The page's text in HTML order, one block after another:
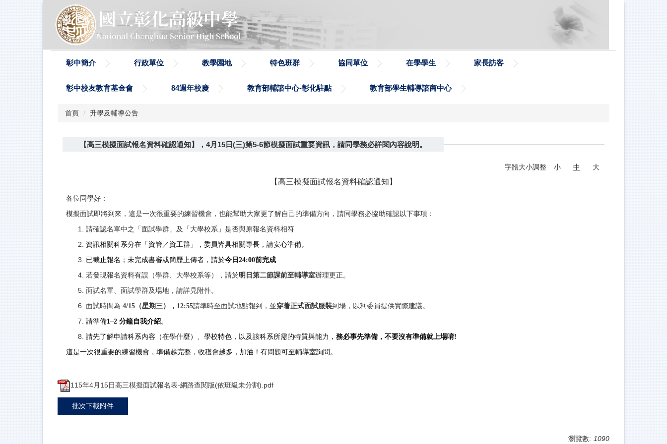
彰中簡介 行政單位 教學園地 特色班群 協同單位 在學學生 家長訪客
彰中校友教育基金會 84週年校慶 教育部輔諮中心-彰化駐點 教育部學生輔導諮商中心
首頁 升學及輔導公告
【高三模擬面試報名資料確認通知】，4月15日(三)第5-6節模擬面試重要資訊，請同學務必詳閱內容說明。
字體大小調整 小 中 大
【高三模擬面試報名資料確認通知】
各位同學好：
模擬面試即將到來，這是一次很重要的練習機會，也能幫助大家更了解自己的準備方向，請同學務必協助確認以下事項：
請確認名單中之「面試學群」及「大學校系」是否與原報名資料相符
資訊相關科系分在「資管／資工群」，委員皆具相關專長，請安心準備。
已截止報名；未完成書審或簡歷上傳者，請於今日24:00前完成
若發現報名資料有誤（學群、大學校系等），請於明日第二節課前至輔導室辦理更正。
面試名單、面試學群及場地，請詳見附件。
面試時間為 4/15 （星期三），12:55請準時至面試地點報到，並穿著正式面試服裝到場，以利委員提供實際建議。
請準備1–2 分鐘自我介紹。
請先了解申請科系內容（在學什麼）、學校特色，以及該科系所需的特質與能力， 務必事先準備，不要沒有準備就上場唷!
這是一次很重要的練習機會，準備越完整，收穫會越多，加油！有問題可至輔導室詢問。
115年4月15日高三模擬面試報名表-網路查閱版(依班級未分割).pdf
批次下載附件
瀏覽數: 1090